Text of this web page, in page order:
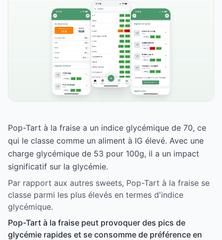
Pop-Tart à la fraise a un indice glycémique de 70, ce
qui le classe comme un aliment à IG élevé. Avec une
charge glycémique de 53 pour 100g, il a un impact
significatif sur la glycémie.
Par rapport aux autres sweets, Pop-Tart à la fraise se
classe parmi les plus élevés en termes d'indice
glycémique.
Pop-Tart à la fraise peut provoquer des pics de
glycémie rapides et se consomme de préférence en